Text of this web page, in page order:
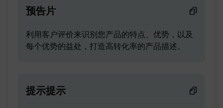
预告片
利用客户评价来识别您产品的特点、优势，以及
每个优势的益处，打造高转化率的产品描述。
提示提示